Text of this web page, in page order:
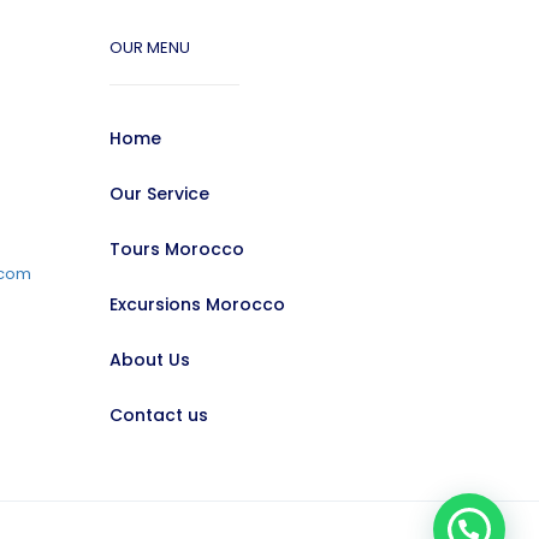
OUR MENU
Home
Our Service
Tours Morocco
Excursions Morocco
About Us
Contact us